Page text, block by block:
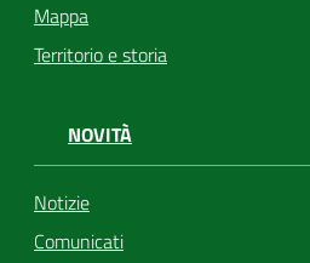
Mappa
Territorio e storia
NOVITÀ
Notizie
Comunicati